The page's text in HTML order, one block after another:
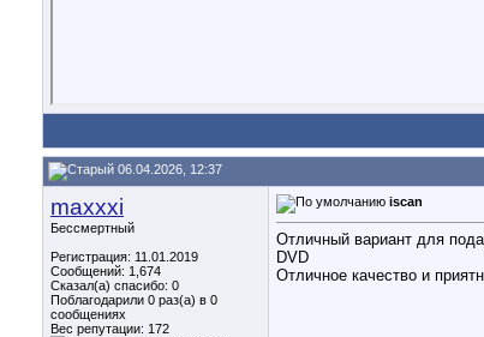
06.04.2026, 12:37
maxxxi
Бессмертный
Регистрация: 11.01.2019
Сообщений: 1,674
Сказал(а) спасибо: 0
Поблагодарили 0 раз(а) в 0
сообщениях
Вес репутации: 172
iscan
Отличный вариант для
DVD
Отличное качество и